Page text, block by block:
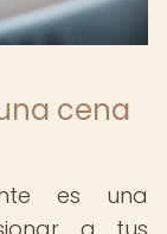
cena
es una